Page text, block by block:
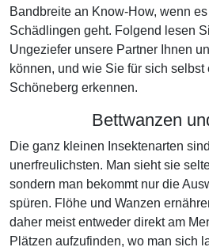
Bandbreite an Know-How, wenn
Schädlingen geht. Folgend lesen
Ungeziefer unsere Partner Ihnen
können, und wie Sie für sich
Schöneberg erkennen.
Bettwanzen
Die ganz kleinen Insektenarten
unerfreulichsten. Man sieht sie
sondern man bekommt nur die
spüren. Flöhe und Wanzen
daher meist entweder direkt am
Plätzen aufzufinden, wo man sich